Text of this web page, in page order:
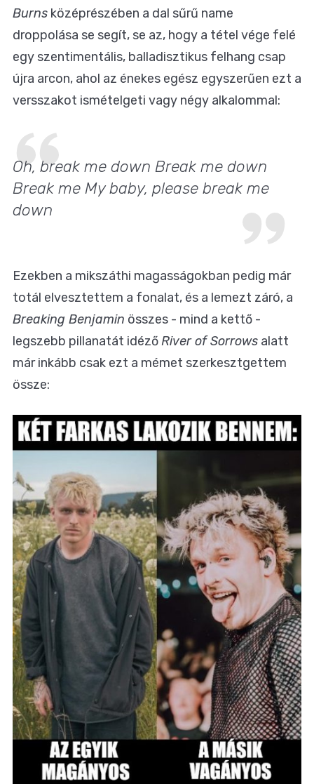
Burns középrészében a dal sűrű name
droppolása se segít, se az, hogy a tétel vége felé
egy szentimentális, balladisztikus felhang csap
újra arcon, ahol az énekes egész egyszerűen ezt a
versszakot ismételgeti vagy négy alkalommal:
Oh, break me down Break me down
Break me My baby, please break me
down
Ezekben a mikszáthi magasságokban pedig már
totál elvesztettem a fonalat, és a lemezt záró, a
Breaking Benjamin összes - mind a kettő -
legszebb pillanatát idézőRiver of Sorrows alatt
már inkább csak ezt a mémet szerkesztgettem
össze: